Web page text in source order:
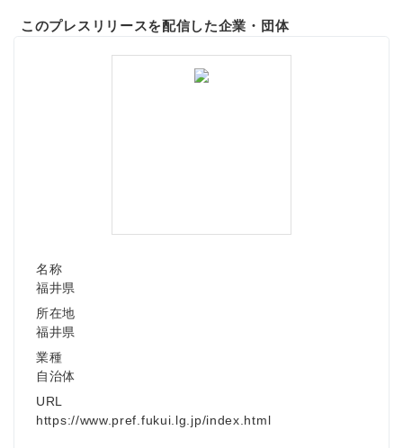
このプレスリリースを配信した企業・団体
名称
福井県
所在地
福井県
業種
自治体
URL
https://www.pref.fukui.lg.jp/index.html